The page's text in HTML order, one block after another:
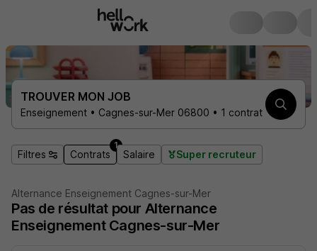
TROUVER MON JOB
Enseignement • Cagnes-sur-Mer 06800 • 1 contrat
Filtres Contrats
1
Salaire Super recruteur
Alternance Enseignement Cagnes-sur-Mer
Pas de résultat pour Alternance
Enseignement Cagnes-sur-Mer